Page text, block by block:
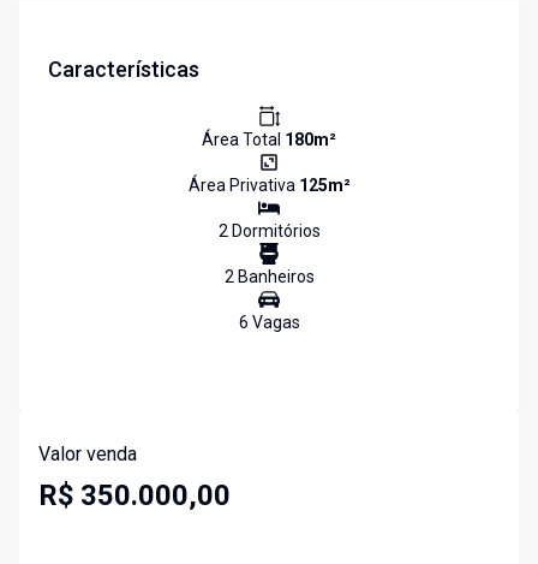
Características
Área Total 180m²
Área Privativa 125m²
2Dormitórios
2Banheiros
6 Vagas
Valor venda
R$ 350.000,00